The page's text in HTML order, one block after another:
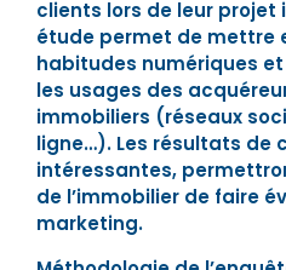
clients lors de leur projet
étude permet de mettre
habitudes numériques
les usages des
immobiliers (réseaux
ligne…). Les résultats de
intéressantes,
de l’immobilier de faire
marketing.